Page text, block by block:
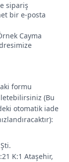
sipariş
bir e-posta
Cayma
formu
(Bu
otomatik iade
K:1 Ataşehir,